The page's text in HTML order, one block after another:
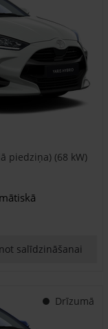
piedziņa) (68 kW)
salīdzināšanai
Drīzumā